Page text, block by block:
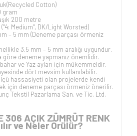
Recycled Cotton)
gram
200 metre
("4: Medium", DK/Light Worsted)
– 5 mm (Deneme parçası örmeniz
3.5 mm – 5 mm aralığı uygundur.
göre deneme yapmanız önemlidir.
ve Yaz ayları için mükemmeldir,
dört mevsim kullanılabilir.
hassasiyeti olan projelerde kendi
için deneme parçası örmeniz önerilir.
Tekstil Pazarlama San. ve Tic. Ltd.
306 AÇIK ZÜMRÜT RENK
ve Neler Örülür?